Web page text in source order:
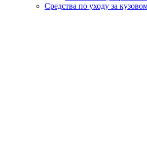
Средства по уходу за